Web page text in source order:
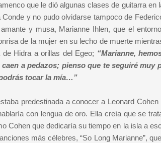
que le dió algunas clases de guitarra
y no pudo olvidarse tampoco de
y musa, Marianne Ihlen, que el
de la mujer en su lecho de muerte
Hidra a orillas del Egeo; “Marianne,
a pedazos; pienso que te seguiré muy
tocar la mía…”
predestinada a conocer a Leonard
con lengua de oro. Ella creía que se
Cohen que dedicaría su tiempo en la isla a
más célebres, “So Long Marianne”,